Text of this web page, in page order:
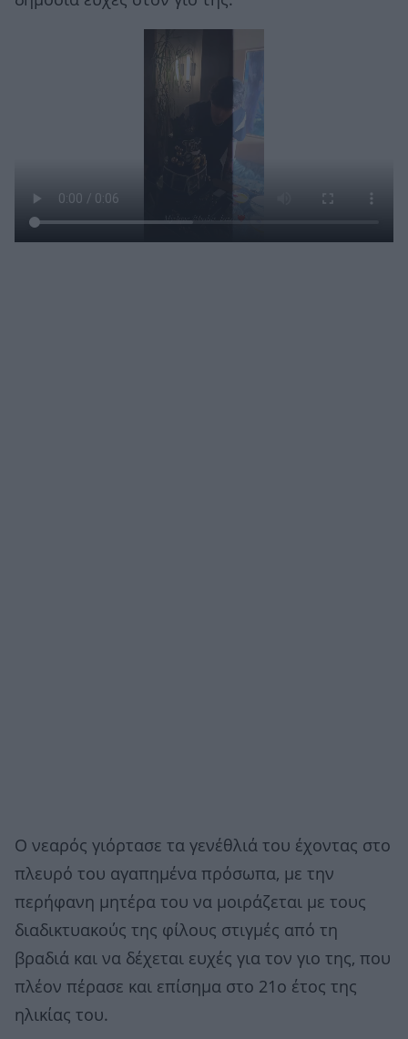
Ο νεαρός γιόρτασε τα γενέθλιά του έχοντας στο
πλευρό του αγαπημένα πρόσωπα, με την
περήφανη μητέρα του να μοιράζεται με τους
διαδικτυακούς της φίλους στιγμές από τη
βραδιά και να δέχεται ευχές για τον γιο της, που
πλέον πέρασε και επίσημα στο 21ο έτος της
ηλικίας του.